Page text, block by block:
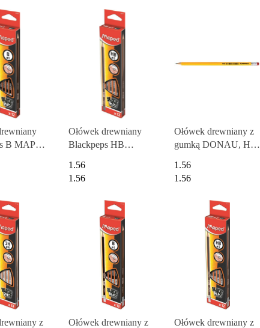
B MAPED
Ołówek drewniany
Blackpeps HB
1.56
1.56
Ołówek drewniany z
gumką DONAU, HB,
1.56
1.56
z
Ołówek drewniany z
Ołówek drewniany z